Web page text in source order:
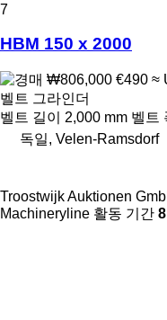
7
HBM 150 x 2000
₩806,000 €490 ≈
벨트 그라인더
벨트 길이
2,000 mm 벨트
독일, Velen-Ramsdorf
Troostwijk Auktionen
Machineryline 활동 기간 8